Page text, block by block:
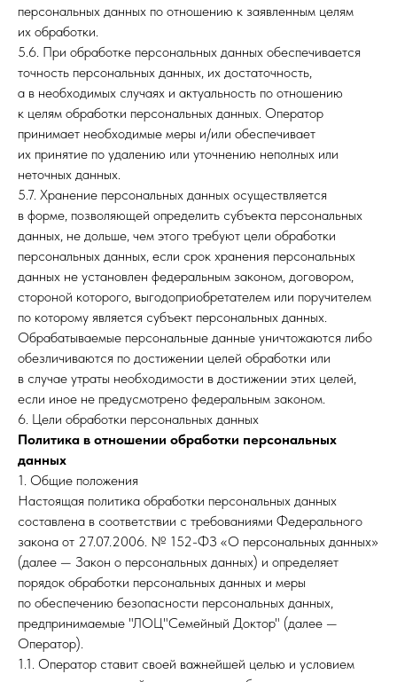
персональных данных по отношению к заявленным целям
их обработки.
5.6. При обработке персональных данных обеспечивается
точность персональных данных, их достаточность,
а в необходимых случаях и актуальность по отношению
к целям обработки персональных данных. Оператор
принимает необходимые меры и/или обеспечивает
их принятие по удалению или уточнению неполных или
неточных данных.
5.7. Хранение персональных данных осуществляется
в форме, позволяющей определить субъекта персональных
данных, не дольше, чем этого требуют цели обработки
персональных данных, если срок хранения персональных
данных не установлен федеральным законом, договором,
стороной которого, выгодоприобретателем или поручителем
по которому является субъект персональных данных.
Обрабатываемые персональные данные уничтожаются либо
обезличиваются по достижении целей обработки или
в случае утраты необходимости в достижении этих целей,
если иное не предусмотрено федеральным законом.
6. Цели обработки персональных данных
Политика в отношении обработки персональных
данных
1. Общие положения
Настоящая политика обработки персональных данных
составлена в соответствии с требованиями Федерального
закона от 27.07.2006. № 152-ФЗ «О персональных данных»
(далее — Закон о персональных данных) и определяет
порядок обработки персональных данных и меры
по обеспечению безопасности персональных данных,
предпринимаемые "ЛОЦ"Семейный Доктор" (далее —
Оператор).
1.1. Оператор ставит своей важнейшей целью и условием